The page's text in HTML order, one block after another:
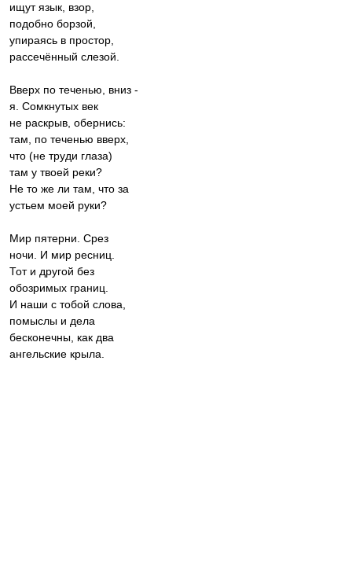
ищут язык, взор,
подобно борзой,
упираясь в простор,
рассечённый слезой.
Вверх по теченью, вниз -
я. Сомкнутых век
не раскрыв, обернись:
там, по теченью вверх,
что (не труди глаза)
там у твоей реки?
Не то же ли там, что за
устьем моей руки?
Мир пятерни. Срез
ночи. И мир ресниц.
Тот и другой без
обозримых границ.
И наши с тобой слова,
помыслы и дела
бесконечны, как два
ангельские крыла.